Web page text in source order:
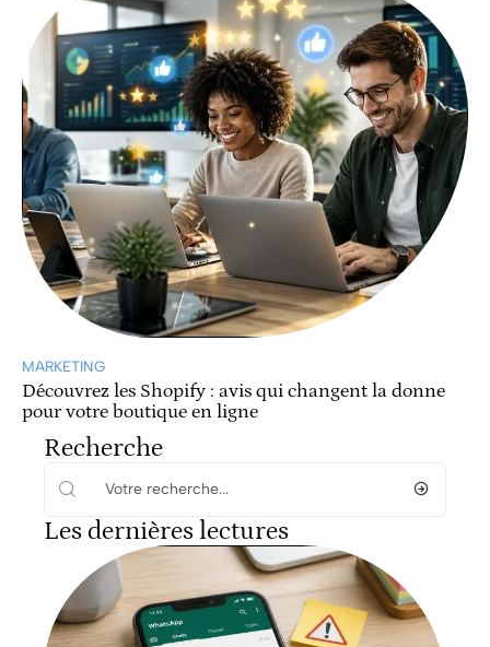
MARKETING
Découvrez les Shopify : avis qui changent la donne
pour votre boutique en ligne
Recherche
Les dernières lectures